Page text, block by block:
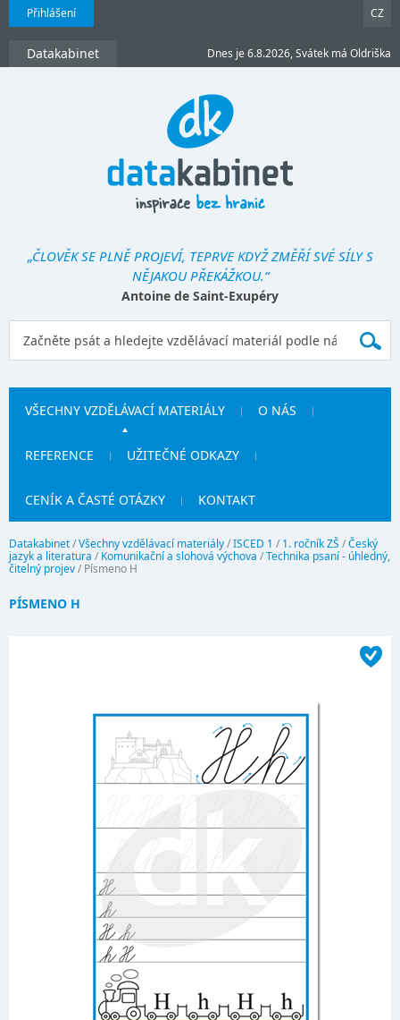
Přihlášení CZ
Datakabinet Dnes je 6.8.2026, Svátek má Oldriška
„ČLOVĚK SE PLNĚ PROJEVÍ, TEPRVE KDYŽ ZMĚŘÍ SVÉ SÍLY S
NĚJAKOU PŘEKÁŽKOU.“
Antoine de Saint-Exupéry
VŠECHNY VZDĚLÁVACÍ MATERIÁLY O NÁS
REFERENCE UŽITEČNÉ ODKAZY
CENÍK A ČASTÉ OTÁZKY KONTAKT
Datakabinet/Všechny vzdělávací materiály/ISCED 1 / 1. ročník ZŠ /Český
jazyk a literatura / Komunikační a slohová výchova /Technika psaní - úhledný,
čitelný projev/ Písmeno H
PÍSMENO H